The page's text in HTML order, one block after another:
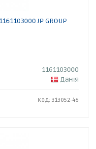
JP GROUP
1161103000
Данія
Код: 313052-46